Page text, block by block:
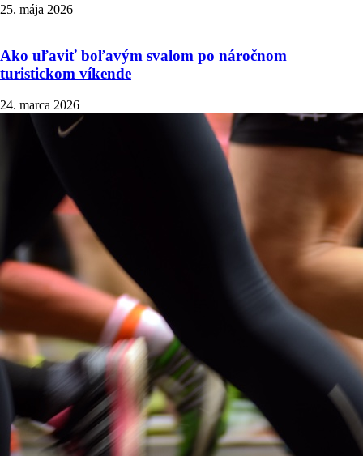
25. mája 2026
Ako uľaviť boľavým svalom po náročnom
turistickom víkende
24. marca 2026